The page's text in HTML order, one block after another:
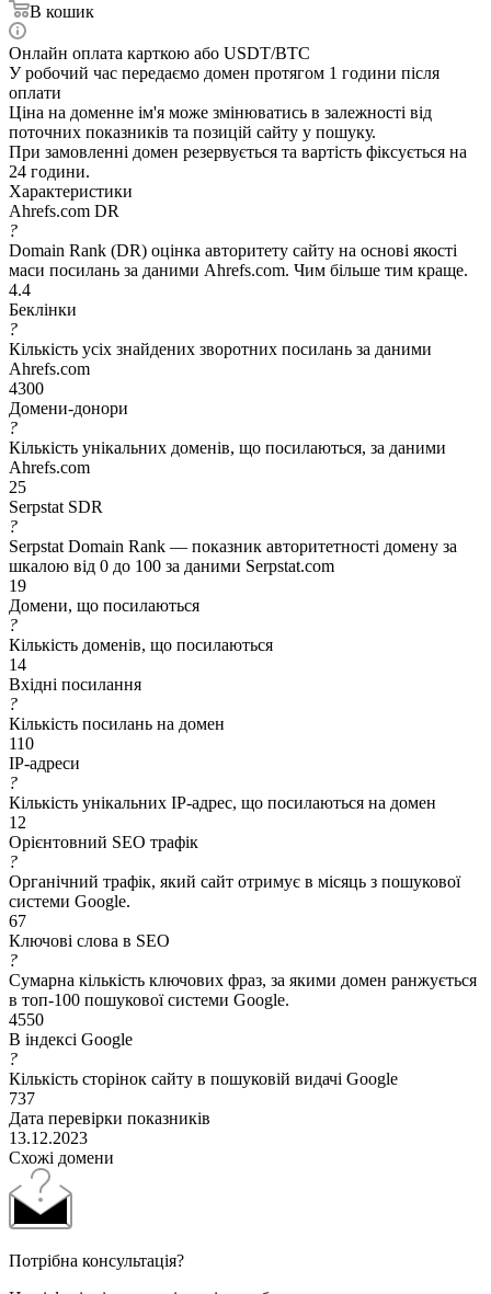
В кошик
Онлайн оплата карткою або USDT/BTC
У робочий час передаємо домен протягом 1 години після
оплати
Ціна на доменне ім'я може змінюватись в залежності від
поточних показників та позицій сайту у пошуку.
При замовленні домен резервується та вартість фіксується на
24 години.
Характеристики
Ahrefs.com DR
?
Domain Rank (DR) оцінка авторитету сайту на основі якості
маси посилань за даними Ahrefs.com. Чим більше тим краще.
4.4
Беклінки
?
Кількість усіх знайдених зворотних посилань за даними
Ahrefs.com
4300
Домени-донори
?
Кількість унікальних доменів, що посилаються, за даними
Ahrefs.com
25
Serpstat SDR
?
Serpstat Domain Rank — показник авторитетності домену за
шкалою від 0 до 100 за даними Serpstat.com
19
Домени, що посилаються
?
Кількість доменів, що посилаються
14
Вхідні посилання
?
Кількість посилань на домен
110
IP-адреси
?
Кількість унікальних IP-адрес, що посилаються на домен
12
Орієнтовний SEO трафік
?
Органічний трафік, який сайт отримує в місяць з пошукової
системи Google.
67
Ключові слова в SEO
?
Сумарна кількість ключових фраз, за якими домен ранжується
в топ-100 пошукової системи Google.
4550
В індексі Google
?
Кількість сторінок сайту в пошуковій видачі Google
737
Дата перевірки показників
13.12.2023
Схожі домени
Потрібна консультація?